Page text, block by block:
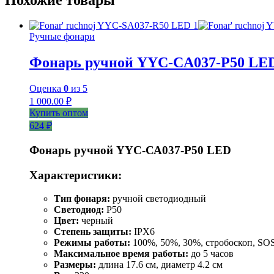
Ручные фонари
Фонарь ручной YYC-CA037-P50
Оценка 0 из 5
1 000.00 ₽
Купить оптом
624 ₽
Фонарь ручной YYC-СА037-Р50 LED
Характеристики:
Тип фонаря: ручной светодиодный
Светодиод: P50
Цвет: черный
Степень защиты: IPX6
Режимы работы: 100%, 50%, 30%, стробоскоп,
Максимальное время работы: до 5 часов
Размеры: длина 17.6 см, диаметр 4.2 см